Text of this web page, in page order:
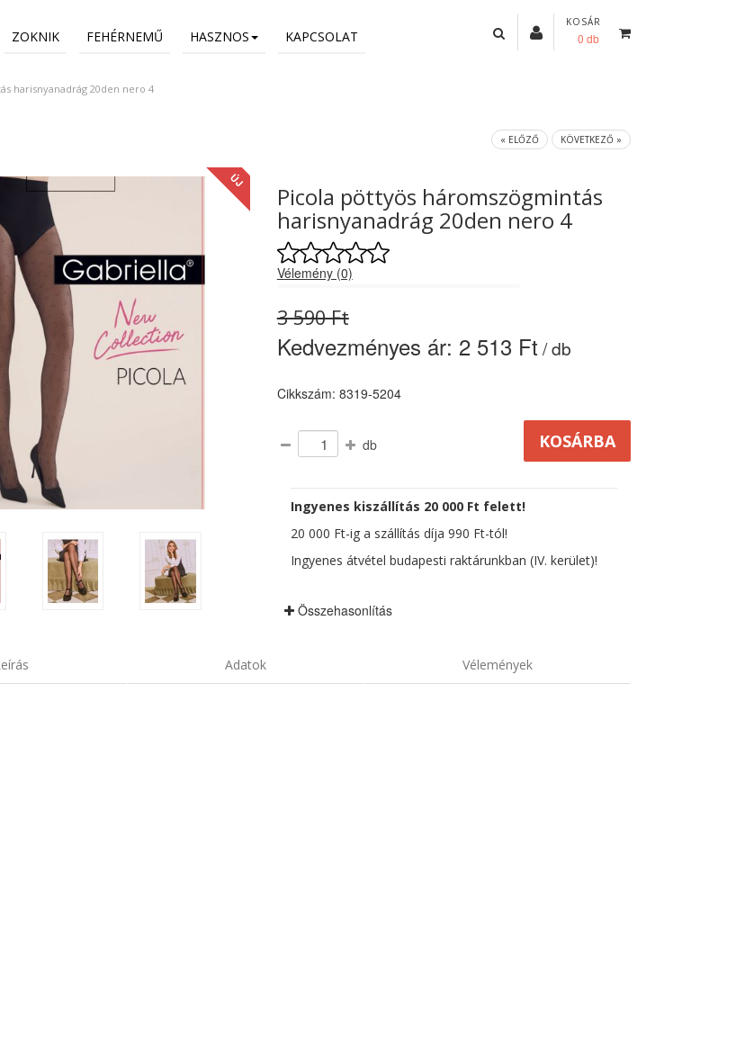
ZOKNIK FEHÉRNEMŰ HASZNOS KAPCSOLAT
KOSÁR
0 db
harisnyanadrág 20den nero 4
« ELŐZŐ KÖVETKEZŐ »
ÚJ
Picola pöttyös háromszögmintás
harisnyanadrág 20den nero 4
Vélemény (0)
3 590 Ft
Kedvezményes ár: 2 513 Ft / db
Cikkszám: 8319-5204
db
Ingyenes kiszállítás 20 000 Ft felett!
20 000 Ft-ig a szállítás díja 990 Ft-tól!
Ingyenes átvétel budapesti raktárunkban (IV. kerület)!
Összehasonlítás
Adatok Vélemények